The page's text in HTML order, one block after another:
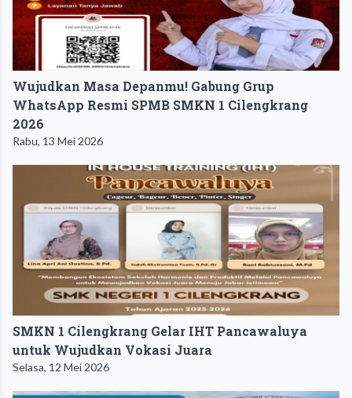
Wujudkan Masa Depanmu! Gabung Grup
WhatsApp Resmi SPMB SMKN 1 Cilengkrang
2026
Rabu, 13 Mei 2026
SMKN 1 Cilengkrang Gelar IHT Pancawaluya
untuk Wujudkan Vokasi Juara
Selasa, 12 Mei 2026